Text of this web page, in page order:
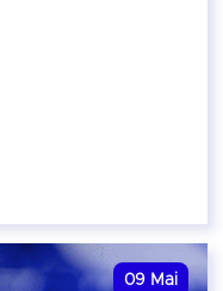
09 Mai